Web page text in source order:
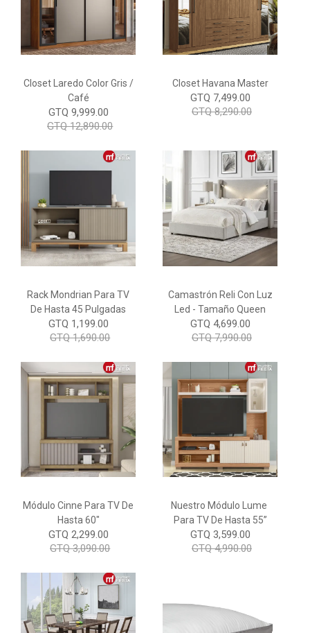
Closet Laredo Color Gris /
Café
GTQ 9,999.00
GTQ 12,890.00
Closet Havana Master
GTQ 7,499.00
GTQ 8,290.00
Rack Mondrian Para TV
De Hasta 45 Pulgadas
GTQ 1,199.00
GTQ 1,690.00
Camastrón Reli Con Luz
Led - Tamaño Queen
GTQ 4,699.00
GTQ 7,990.00
Módulo Cinne Para TV De
Hasta 60"
GTQ 2,299.00
GTQ 3,090.00
Nuestro Módulo Lume
Para TV De Hasta 55”
GTQ 3,599.00
GTQ 4,990.00